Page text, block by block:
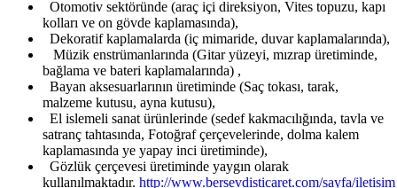
Otomotiv sektöründe (araç içi direksiyon, Vites topuzu, kapı
kolları ve on gövde kaplamasında),
Dekoratif kaplamalarda (iç mimaride, duvar kaplamalarında),
Müzik enstrümanlarında (Gitar yüzeyi, mızrap üretiminde,
bağlama ve bateri kaplamalarında) ,
Bayan aksesuarlarının üretiminde (Saç tokası, tarak,
malzeme kutusu, ayna kutusu),
El islemeli sanat ürünlerinde (sedef kakmacılığında, tavla ve
satranç tahtasında, Fotoğraf çerçevelerinde, dolma kalem
kaplamasında ye yapay inci üretiminde),
Gözlük çerçevesi üretiminde yaygın olarak
kullanılmaktadır. http://www.bersevdisticaret.com/sayfa/iletisim